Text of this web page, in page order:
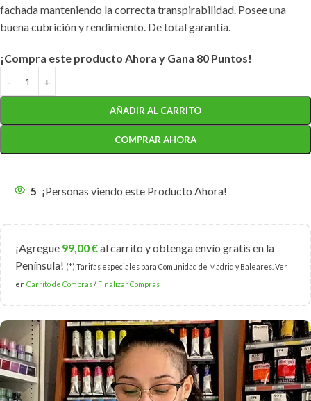
fachada manteniendo la correcta transpirabilidad. Posee una
buena cubrición y rendimiento. De total garantía.
¡Compra este producto Ahora y Gana 80 Puntos!
AÑADIR AL CARRITO
COMPRAR AHORA
5 ¡Personas viendo este Producto Ahora!
¡Agregue 99,00€al carrito y obtenga envío gratis en la
Península! (*) Tarifas especiales para Comunidad de Madrid y Baleares. Ver
en Carrito de Compras/ Finalizar Compras